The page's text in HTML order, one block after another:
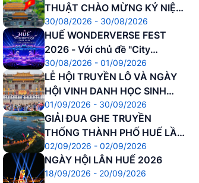
Sự kiện sắp diễn ra
30.08.2026 - 01.09.2026
HUẾ WONDERVERSE FEST 2026 - Với
chủ đề "City Awakening – Đánh thức Di
sản"
30/08/2026 - 30/08/2026
THUẬT CHÀO MỪNG KỶ NIỆM
81 NĂM CÁCH MẠNG THÁNG
8 THÀNH CÔNG VÀ QUỐC
KHÁNH NƯỚC CNXHCN VIỆT
NAM
30/08/2026 - 01/09/2026
HUẾ WONDERVERSE FEST
2026 - Với chủ đề "City
Awakening – Đánh thức Di
sản"
01/09/2026 - 30/09/2026
LỄ HỘI TRUYỀN LÔ VÀ NGÀY
HỘI VINH DANH HỌC SINH
DANH DỰ
02/09/2026 - 02/09/2026
GIẢI ĐUA GHE TRUYỀN
THỐNG THÀNH PHỐ HUẾ LẦN
THỨ 37 NĂM 2026
18/09/2026 - 20/09/2026
NGÀY HỘI LÂN HUẾ 2026